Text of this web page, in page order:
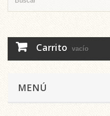
Carrito vacío
MENÚ